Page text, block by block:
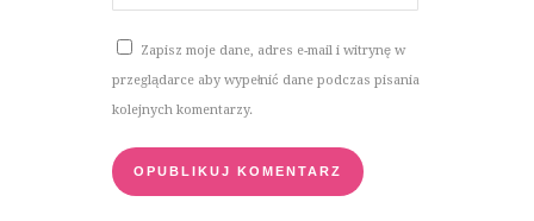
Zapisz moje dane, adres e-mail i witrynę w
przeglądarce aby wypełnić dane podczas pisania
kolejnych komentarzy.